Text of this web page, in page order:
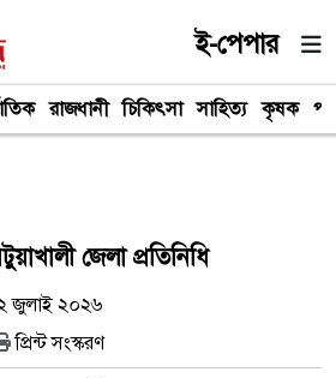
ই-পেপার
রাজধানী চিকিৎসা সাহিত্য কৃষক
জেলা প্রতিনিধি
জুলাই ২০২৬
প্রিন্ট সংস্করণ